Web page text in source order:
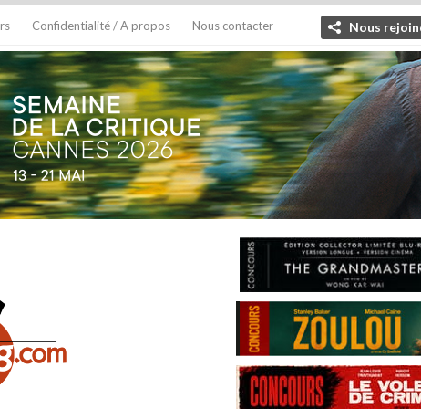
Confidentialité / A propos Nous contacter Nous